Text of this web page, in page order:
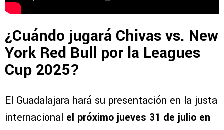
¿Cuándo jugará Chivas vs. New
York Red Bull por la Leagues
Cup 2025?
El Guadalajara hará su presentación en la justa
internacional el próximo jueves 31 de julio en